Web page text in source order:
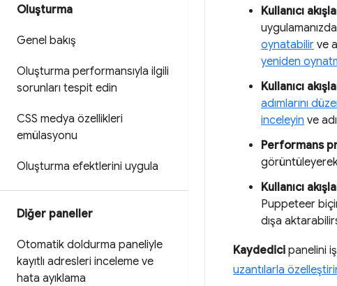
Oluşturma
Genel bakış
Oluşturma performansıyla ilgili
sorunları tespit edin
CSS medya özellikleri
emülasyonu
Oluşturma efektlerini uygula
Diğer paneller
Otomatik doldurma paneliyle
kayıtlı adresleri inceleme ve
hata ayıklama
Kullanıcı
oynatabilir ve
yeniden
Kullanıcı
adımlarını
inceleyin ve
Performans
görüntüleyerek
Kullanıcı
Puppeteer
dışa
Kaydedici panelini
uzantılarla